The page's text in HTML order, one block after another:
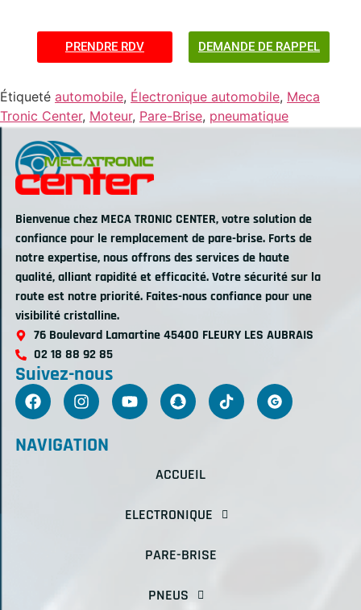
origine végétale.
PRENDRE RDV DEMANDE DE RAPPEL
Étiqueté automobile, Électronique automobile, Meca
Tronic Center, Moteur, Pare-Brise, pneumatique
Bienvenue chez MECA TRONIC CENTER, votre solution de
confiance pour le remplacement de pare-brise. Forts de
notre expertise, nous offrons des services de haute
qualité, alliant rapidité et efficacité. Votre sécurité sur la
route est notre priorité. Faites-nous confiance pour une
visibilité cristalline.
76 Boulevard Lamartine 45400 FLEURY LES AUBRAIS
02 18 88 92 85
Suivez-nous
NAVIGATION
ACCUEIL
ELECTRONIQUE
PARE-BRISE
PNEUS